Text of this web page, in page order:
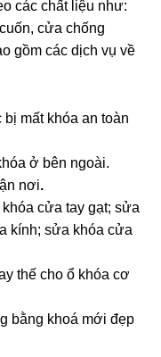
các chất liệu như:
cửa chống
gồm các dịch vụ về
mất khóa an toàn
ở bên ngoài.
nơi.
cửa tay gạt; sửa
kính; sửa khóa cửa
thế cho ổ khóa cơ
bằng khoá mới đẹp